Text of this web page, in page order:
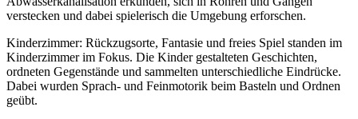
verstecken und dabei spielerisch die Umgebung erforschen.
Kinderzimmer: Rückzugsorte, Fantasie und freies Spiel standen im
Kinderzimmer im Fokus. Die Kinder gestalteten Geschichten,
ordneten Gegenstände und sammelten unterschiedliche Eindrücke.
Dabei wurden Sprach- und Feinmotorik beim Basteln und Ordnen
geübt.